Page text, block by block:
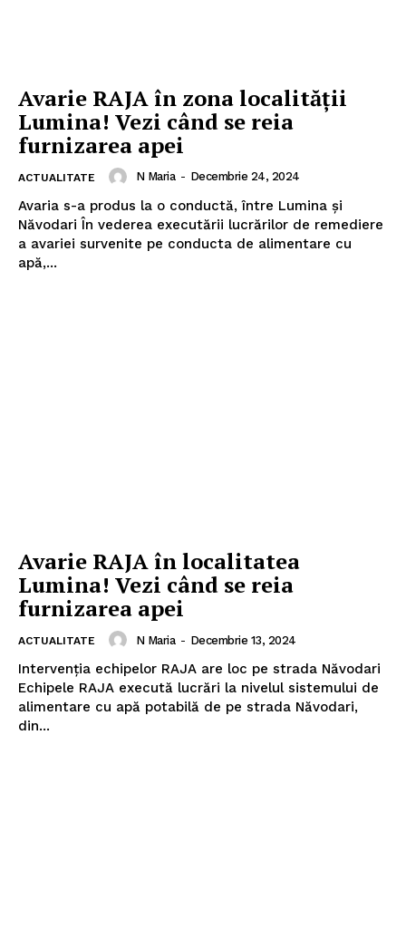
Avarie RAJA în zona localității
Lumina! Vezi când se reia
furnizarea apei
ACTUALITATE N Maria - Decembrie 24, 2024
Avaria s-a produs la o conductă, între Lumina și
Năvodari În vederea executării lucrărilor de remediere
a avariei survenite pe conducta de alimentare cu
apă,...
Avarie RAJA în localitatea
Lumina! Vezi când se reia
furnizarea apei
ACTUALITATE N Maria - Decembrie 13, 2024
Intervenția echipelor RAJA are loc pe strada Năvodari
Echipele RAJA execută lucrări la nivelul sistemului de
alimentare cu apă potabilă de pe strada Năvodari,
din...